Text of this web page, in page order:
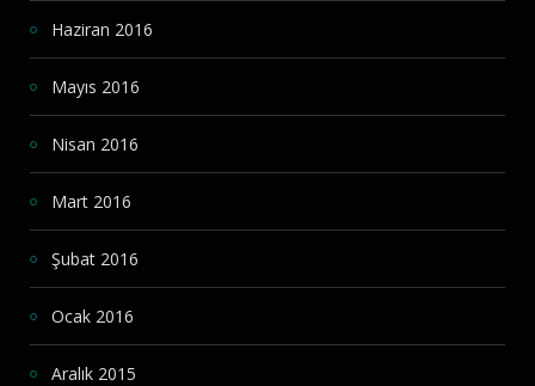
Haziran 2016
Mayıs 2016
Nisan 2016
Mart 2016
Şubat 2016
Ocak 2016
Aralık 2015